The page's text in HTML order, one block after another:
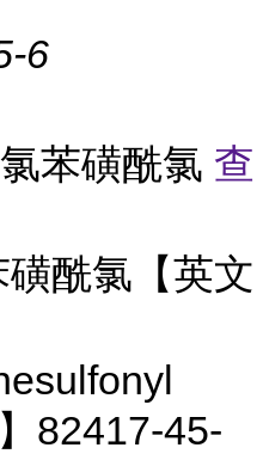
6
苯磺酰氯 查
酰氯【英文
82417-45-